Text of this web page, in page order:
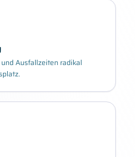
Ausfallzeiten radikal